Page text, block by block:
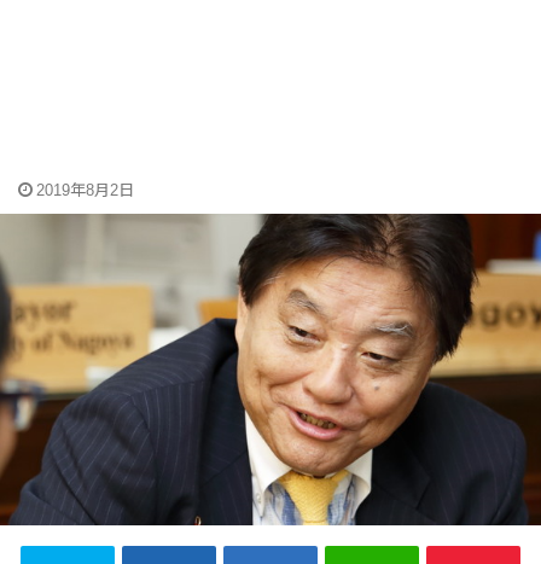
2019年8月2日